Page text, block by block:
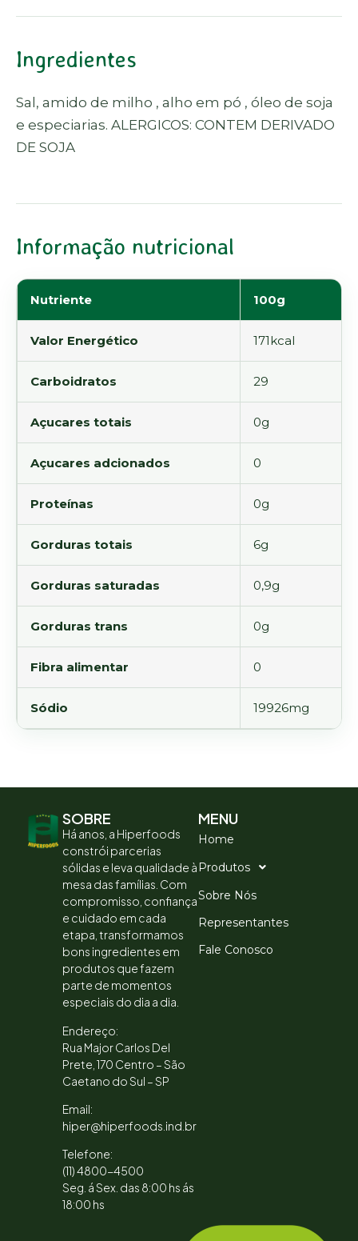
Ingredientes
Sal, amido de milho , alho em pó , óleo de soja
e especiarias. ALERGICOS: CONTEM DERIVADO
DE SOJA
Informação nutricional
Nutriente 100g
Valor Energético 171kcal
Carboidratos 29
Açucares totais 0g
Açucares adcionados 0
Proteínas 0g
Gorduras totais 6g
Gorduras saturadas 0,9g
Gorduras trans 0g
Fibra alimentar 0
Sódio 19926mg
SOBRE
Há anos, a Hiperfoods
constrói parcerias
sólidas e leva qualidade à
mesa das famílias. Com
compromisso, confiança
e cuidado em cada
etapa, transformamos
bons ingredientes em
produtos que fazem
parte de momentos
especiais do dia a dia.
Endereço:
Rua Major Carlos Del
Prete, 170 Centro – São
Caetano do Sul – SP
Email:
hiper@hiperfoods.ind.br
Telefone:
(11) 4800-4500
Seg. á Sex. das 8:00 hs ás
18:00 hs
MENU
Home
Produtos
Sobre Nós
Representantes
Fale Conosco